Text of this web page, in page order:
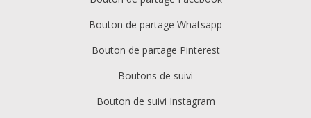
Bouton de partage Whatsapp
Bouton de partage Pinterest
Boutons de suivi
Bouton de suivi Instagram